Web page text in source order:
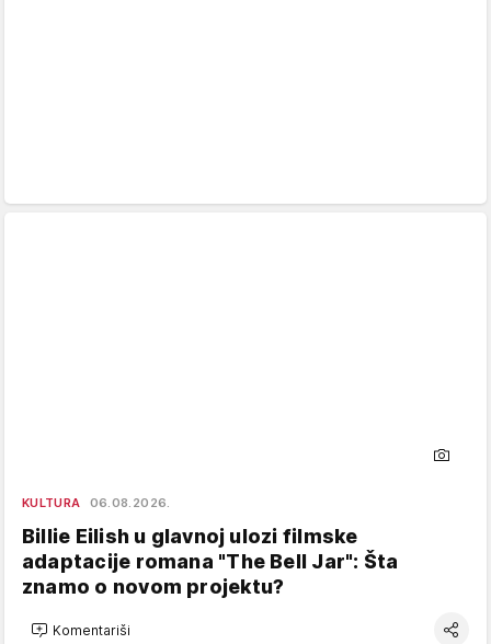
KULTURA 06.08.2026.
Billie Eilish u glavnoj ulozi filmske
adaptacije romana "The Bell Jar": Šta
znamo o novom projektu?
Komentariši